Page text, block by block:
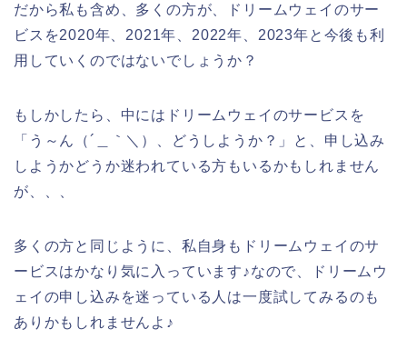
だから私も含め、多くの方が、ドリームウェイのサー
ビスを2020年、2021年、2022年、2023年と今後も利
用していくのではないでしょうか？
もしかしたら、中にはドリームウェイのサービスを
「う～ん（´＿｀＼）、どうしようか？」と、申し込み
しようかどうか迷われている方もいるかもしれません
が、、、
多くの方と同じように、私自身もドリームウェイのサ
ービスはかなり気に入っています♪なので、ドリームウ
ェイの申し込みを迷っている人は一度試してみるのも
ありかもしれませんよ♪